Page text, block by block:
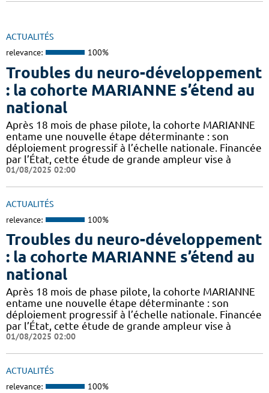
ACTUALITÉS
relevance: 100%
Troubles du neuro-développement
: la cohorte MARIANNE s’étend au
national
Après 18 mois de phase pilote, la cohorte MARIANNE
entame une nouvelle étape déterminante : son
déploiement progressif à l’échelle nationale. Financée
par l’État, cette étude de grande ampleur vise à
01/08/2025 02:00
ACTUALITÉS
relevance: 100%
Troubles du neuro-développement
: la cohorte MARIANNE s’étend au
national
Après 18 mois de phase pilote, la cohorte MARIANNE
entame une nouvelle étape déterminante : son
déploiement progressif à l’échelle nationale. Financée
par l’État, cette étude de grande ampleur vise à
01/08/2025 02:00
ACTUALITÉS
relevance: 100%